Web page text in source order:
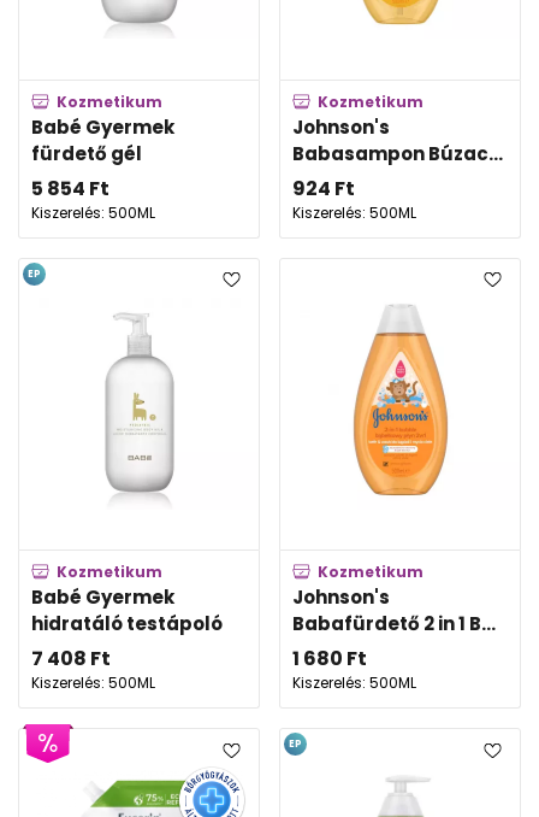
Kozmetikum
Babé Gyermek
fürdető gél
5 854 Ft
Kiszerelés: 500ML
Kozmetikum
Johnson's
Babasampon Búzac...
924 Ft
Kiszerelés: 500ML
Kozmetikum
Babé Gyermek
hidratáló testápoló
7 408 Ft
Kiszerelés: 500ML
EP
Kozmetikum
Johnson's
Babafürdető 2 in 1 B...
1 680 Ft
Kiszerelés: 500ML
EP